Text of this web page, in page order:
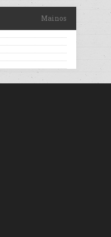
Mainos